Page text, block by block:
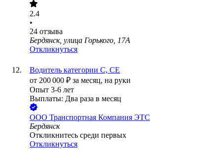
2.4
•
24 отзыва
Бердянск, улица Горького, 17А
Откликнуться
Водитель категории С, СЕ
от 200 000 ₽ за месяц, на руки
Опыт 3-6 лет
Выплаты: Два раза в месяц
ООО Транспортная Компания ЭТС
Бердянск
Откликнитесь среди первых
Откликнуться